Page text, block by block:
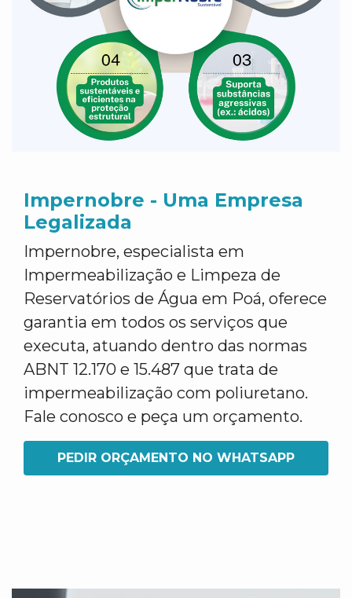
Impernobre - Uma Empresa
Legalizada
Impernobre, especialista em
Impermeabilização e Limpeza de
Reservatórios de Água em Poá, oferece
garantia em todos os serviços que
executa, atuando dentro das normas
ABNT 12.170 e 15.487 que trata de
impermeabilização com poliuretano.
Fale conosco e peça um orçamento.
PEDIR ORÇAMENTO NO WHATSAPP